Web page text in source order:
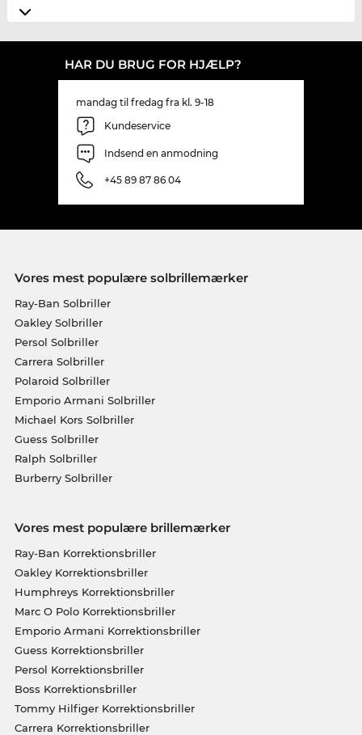
HAR DU BRUG FOR HJÆLP?
mandag til fredag fra kl. 9-18
Kundeservice
Indsend en anmodning
+45 89 87 86 04
Vores mest populære solbrillemærker
Ray-Ban Solbriller
Oakley Solbriller
Persol Solbriller
Carrera Solbriller
Polaroid Solbriller
Emporio Armani Solbriller
Michael Kors Solbriller
Guess Solbriller
Ralph Solbriller
Burberry Solbriller
Vores mest populære brillemærker
Ray-Ban Korrektionsbriller
Oakley Korrektionsbriller
Humphreys Korrektionsbriller
Marc O Polo Korrektionsbriller
Emporio Armani Korrektionsbriller
Guess Korrektionsbriller
Persol Korrektionsbriller
Boss Korrektionsbriller
Tommy Hilfiger Korrektionsbriller
Carrera Korrektionsbriller